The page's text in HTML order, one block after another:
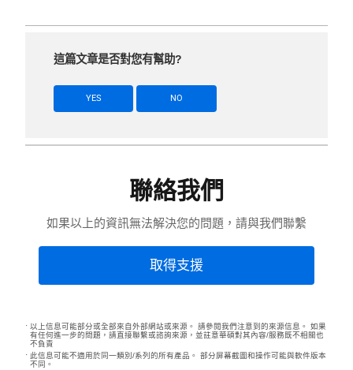
這篇文章是否對您有幫助?
YES NO
聯絡我們
如果以上的資訊無法解決您的問題，請與我們聯繫
取得支援
以上信息可能部分或全部來自外部網站或來源。 請參閱我們注意到的來源信息。 如果
有任何進一步的問題，請直接聯繫或諮詢來源，並註意華碩對其內容/服務既不相關也
不負責
此信息可能不適用於同一類別/系列的所有產品。 部分屏幕截圖和操作可能與軟件版本
不同。